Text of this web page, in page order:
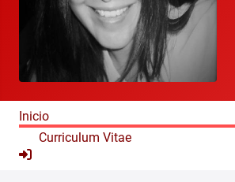
Inicio
Curriculum Vitae